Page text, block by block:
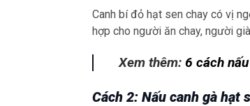
Canh bí đỏ hạt sen chay có vị
hợp cho người ăn chay, người
Xem thêm: 6 cách
Cách 2: Nấu canh gà hạt